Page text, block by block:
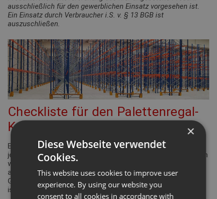
ausschließlich für den gewerblichen Einsatz vorgesehen ist.
Ein Einsatz durch Verbraucher i.S. v. § 13 BGB ist
auszuschließen.
Checkliste für den Palettenregal-
Konfigurator
Bei der Planung Ihrer Regalanlage für Palettenregale gibt es
jede Menge Punkte zu überprüfen und einzuhalten. Viele davon
werden durch die Arbeitsstättenverordnung geregelt. Aber
auch Ergonomie und Effizienz spielen eine bedeutende Rolle.
Gleiches gilt für die Funktionsdefinition des Lagers: Wie hoch
ist der Warenumschlag? Wie groß ist die Produktvielfalt?
×
Diese Webseite verwendet
Cookies.
This website uses cookies to improve user
experience. By using our website you
consent to all cookies in accordance with